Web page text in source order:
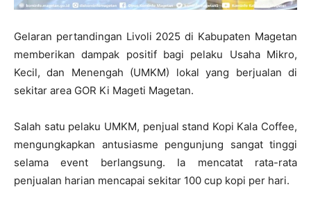
Gelaran pertandingan Livoli 2025 di Kabupaten Magetan
memberikan dampak positif bagi pelaku Usaha Mikro,
Kecil, dan Menengah (UMKM) lokal yang berjualan di
sekitar area GOR Ki Mageti Magetan.
Salah satu pelaku UMKM, penjual stand Kopi Kala Coffee,
mengungkapkan antusiasme pengunjung sangat tinggi
selama event berlangsung. Ia mencatat rata-rata
penjualan harian mencapai sekitar 100 cup kopi per hari.